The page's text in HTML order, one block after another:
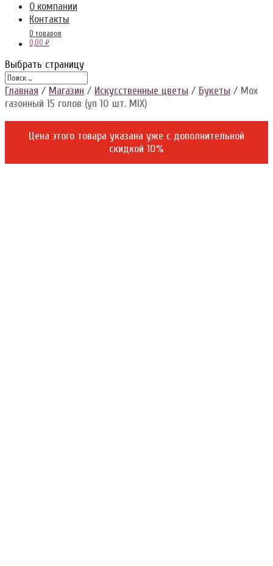
О компании
Контакты
0 товаров
0,00 ₽
Выбрать страницу
Главная / Магазин / Искусственные цветы / Букеты / Мох
газонный 15 голов (уп 10 шт. MIX)
Цена этого товара указана уже c дополнительной
скидкой 10%